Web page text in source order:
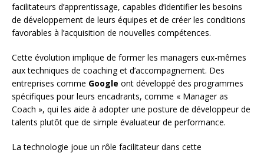
facilitateurs d’apprentissage, capables d’identifier les besoins
de développement de leurs équipes et de créer les conditions
favorables à l’acquisition de nouvelles compétences.
Cette évolution implique de former les managers eux-mêmes
aux techniques de coaching et d’accompagnement. Des
entreprises comme Google ont développé des programmes
spécifiques pour leurs encadrants, comme « Manager as
Coach », qui les aide à adopter une posture de développeur de
talents plutôt que de simple évaluateur de performance.
La technologie joue un rôle facilitateur dans cette